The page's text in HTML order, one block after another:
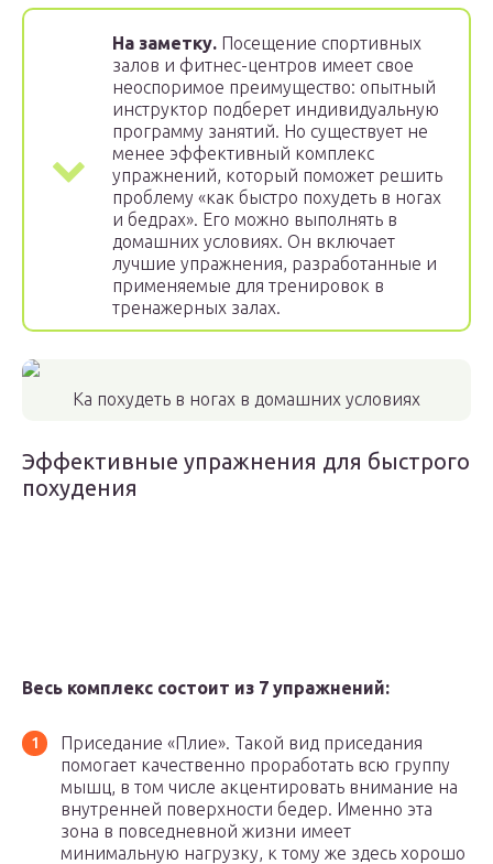
На заметку. Посещение спортивных
залов и фитнес-центров имеет свое
неоспоримое преимущество: опытный
инструктор подберет индивидуальную
программу занятий. Но существует не
менее эффективный комплекс
упражнений, который поможет решить
проблему «как быстро похудеть в ногах
и бедрах». Его можно выполнять в
домашних условиях. Он включает
лучшие упражнения, разработанные и
применяемые для тренировок в
тренажерных залах.
Ка похудеть в ногах в домашних условиях
Эффективные упражнения для быстрого
похудения
Весь комплекс состоит из 7 упражнений:
Приседание «Плие». Такой вид приседания
помогает качественно проработать всю группу
мышц, в том числе акцентировать внимание на
внутренней поверхности бедер. Именно эта
зона в повседневной жизни имеет
минимальную нагрузку, к тому же здесь хорошо